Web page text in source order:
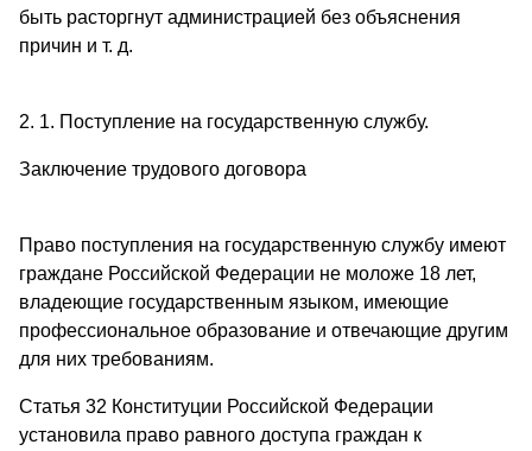
быть расторгнут администрацией без объяснения
причин и т. д.
2. 1. Поступление на государственную службу.
Заключение трудового договора
Право поступления на государственную службу имеют
граждане Российской Федерации не моложе 18 лет,
владеющие государственным языком, имеющие
профессиональное образование и отвечающие другим
для них требованиям.
Статья 32 Конституции Российской Федерации
установила право равного доступа граждан к